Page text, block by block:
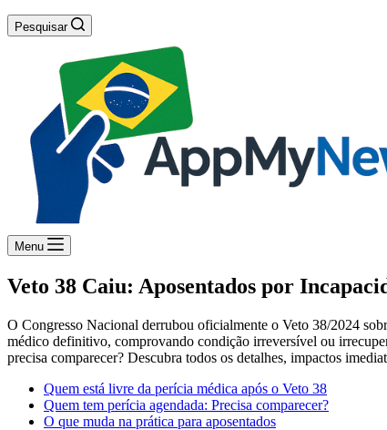
Pesquisar
Menu
Veto 38 Caiu: Aposentados por
O Congresso Nacional derrubou oficialmente o Veto 38/2024
médico definitivo, comprovando condição irreversível ou
precisa comparecer? Descubra todos os detalhes, impactos
Quem está livre da perícia médica após o Veto 38
Quem tem perícia agendada: Precisa comparecer?
O que muda na prática para aposentados